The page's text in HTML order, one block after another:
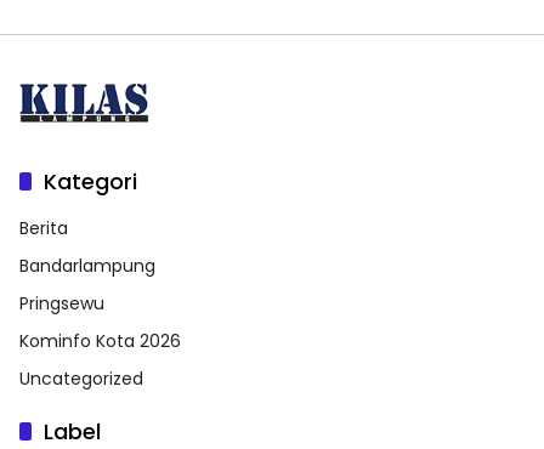
Kategori
Berita
Bandarlampung
Pringsewu
Kominfo Kota 2026
Uncategorized
Label